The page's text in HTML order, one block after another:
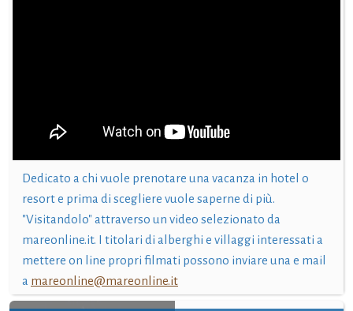
Dedicato a chi vuole prenotare una vacanza in hotel o
resort e prima di scegliere vuole saperne di più.
"Visitandolo" attraverso un video selezionato da
mareonline.it. I titolari di alberghi e villaggi interessati a
mettere on line propri filmati possono inviare una e mail
a mareonline@mareonline.it